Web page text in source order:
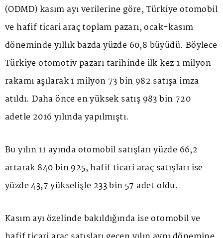
(ODMD) kasım ayı verilerine göre, Türkiye otomobil
ve hafif ticari araç toplam pazarı, ocak-kasım
döneminde yıllık bazda yüzde 60,8 büyüdü. Böylece
Türkiye otomotiv pazarı tarihinde ilk kez 1 milyon
rakamı aşılarak 1 milyon 73 bin 982 satışa imza
atıldı. Daha önce en yüksek satış 983 bin 720
adetle 2016 yılında yapılmıştı.
Bu yılın 11 ayında otomobil satışları yüzde 66,2
artarak 840 bin 925, hafif ticari araç satışları ise
yüzde 43,7 yükselişle 233 bin 57 adet oldu.
Kasım ayı özelinde bakıldığında ise otomobil ve